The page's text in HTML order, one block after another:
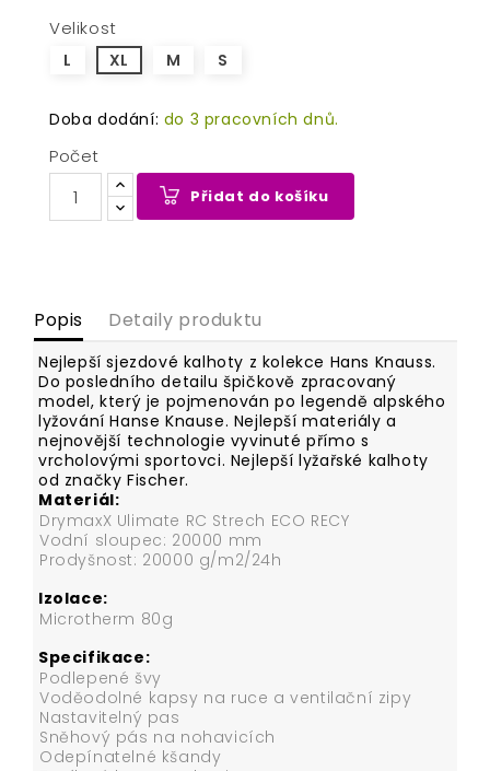
Velikost
L XL M S
Doba dodání: do 3 pracovních dnů.
Počet
Přidat do košíku
Popis Detaily produktu
Nejlepší sjezdové kalhoty z kolekce Hans Knauss.
Do posledního detailu špičkově zpracovaný
model, který je pojmenován po legendě alpského
lyžování Hanse Knause. Nejlepší materiály a
nejnovější technologie vyvinuté přímo s
vrcholovými sportovci. Nejlepší lyžařské kalhoty
od značky Fischer.
Materiál:
DrymaxX Ulimate RC Strech ECO RECY
Vodní sloupec: 20000 mm
Prodyšnost: 20000 g/m2/24h
Izolace:
Microtherm 80g
Specifikace:
Podlepené švy
Voděodolné kapsy na ruce a ventilační zipy
Nastavitelný pas
Sněhový pás na nohavicích
Odepínatelné kšandy